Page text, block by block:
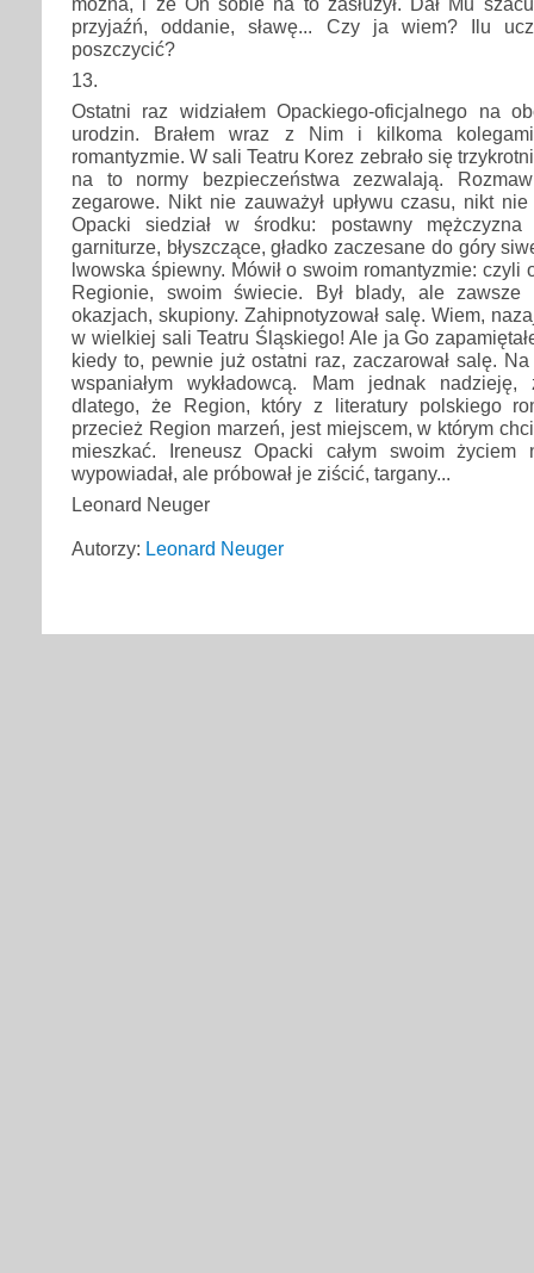
przyjaźń, oddanie, sławę... Czy ja wiem? Ilu
poszczycić?
13.
Ostatni raz widziałem Opackiego-oficjalnego na
urodzin. Brałem wraz z Nim i kilkoma
romantyzmie. W sali Teatru Korez zebrało się
na to normy bezpieczeństwa zezwalają.
zegarowe. Nikt nie zauważył upływu czasu, nikt
Opacki siedział w środku: postawny
garniturze, błyszczące, gładko zaczesane do góry
lwowska śpiewny. Mówił o swoim romantyzmie: czyli
Regionie, swoim świecie. Był blady, ale zawsze
okazjach, skupiony. Zahipnotyzował salę. Wiem,
w wielkiej sali Teatru Śląskiego! Ale ja Go
kiedy to, pewnie już ostatni raz, zaczarował salę.
wspaniałym wykładowcą. Mam jednak
dlatego, że Region, który z literatury polskiego
przecież Region marzeń, jest miejscem, w którym
mieszkać. Ireneusz Opacki całym swoim
wypowiadał, ale próbował je ziścić, targany...
Leonard Neuger
Autorzy: Leonard Neuger